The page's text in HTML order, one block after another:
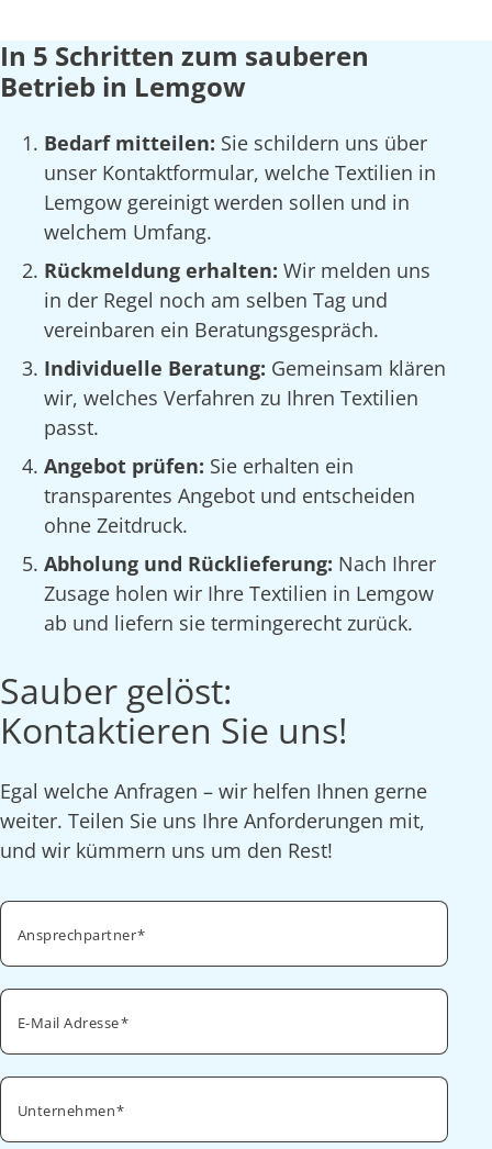
In 5 Schritten zum sauberen
Betrieb in Lemgow
Bedarf mitteilen: Sie schildern uns über
unser Kontaktformular, welche Textilien in
Lemgow gereinigt werden sollen und in
welchem Umfang.
Rückmeldung erhalten: Wir melden uns
in der Regel noch am selben Tag und
vereinbaren ein Beratungsgespräch.
Individuelle Beratung: Gemeinsam klären
wir, welches Verfahren zu Ihren Textilien
passt.
Angebot prüfen: Sie erhalten ein
transparentes Angebot und entscheiden
ohne Zeitdruck.
Abholung und Rücklieferung: Nach Ihrer
Zusage holen wir Ihre Textilien in Lemgow
ab und liefern sie termingerecht zurück.
Sauber gelöst:
Kontaktieren Sie uns!
Egal welche Anfragen – wir helfen Ihnen gerne
weiter. Teilen Sie uns Ihre Anforderungen mit,
und wir kümmern uns um den Rest!
Ansprechpartner
E-Mail Adresse
Unternehmen